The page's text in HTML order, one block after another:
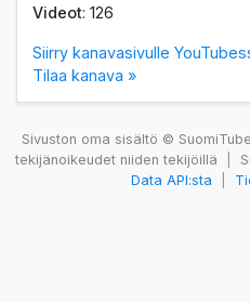
Videot: 126
Siirry kanavasivulle
Tilaa kanava »
Sivuston oma sisältö ©
tekijänoikeudet niiden tekijöillä
Data API:sta